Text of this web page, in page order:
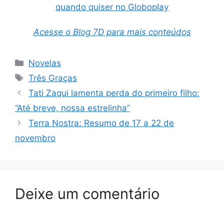
quando quiser no Globoplay
Acesse o Blog 7D para mais conteúdos
Categorias
Novelas
Tags
Três Graças
Tati Zaqui lamenta perda do primeiro filho:
“Até breve, nossa estrelinha”
Terra Nostra: Resumo de 17 a 22 de
novembro
Deixe um comentário